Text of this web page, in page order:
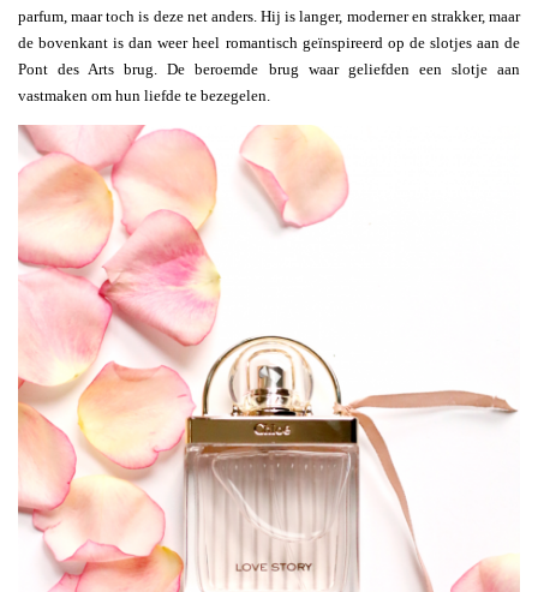
parfum, maar toch is deze net anders. Hij is langer, moderner en strakker, maar
de bovenkant is dan weer heel romantisch geïnspireerd op de slotjes aan de
Pont des Arts brug. De beroemde brug waar geliefden een slotje aan
vastmaken om hun liefde te bezegelen.